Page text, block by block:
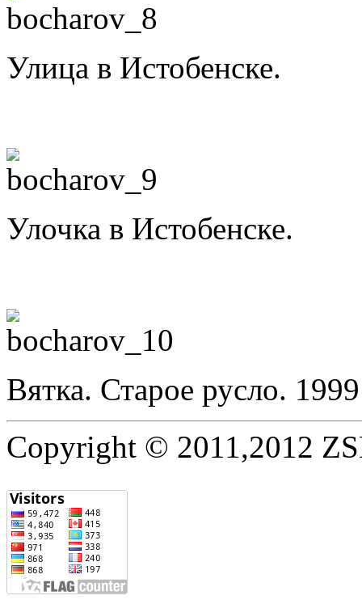
Улица в Истобенске.
Улочка в Истобенске.
Вятка. Старое русло.
Copyright © 2011,2012